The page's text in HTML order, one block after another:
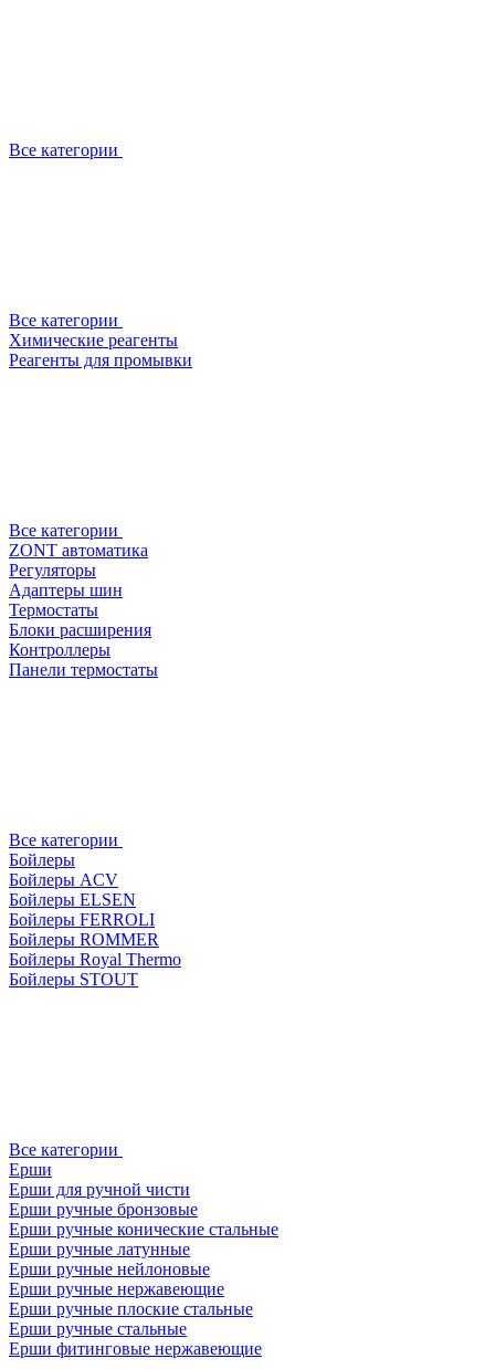
Все категории
Все категории
Химические реагенты
Реагенты для промывки
Все категории
ZONT автоматика
Регуляторы
Адаптеры шин
Термостаты
Блоки расширения
Контроллеры
Панели термостаты
Все категории
Бойлеры
Бойлеры ACV
Бойлеры ELSEN
Бойлеры FERROLI
Бойлеры ROMMER
Бойлеры Royal Thermo
Бойлеры STOUT
Все категории
Ерши
Ерши для ручной чисти
Ерши ручные бронзовые
Ерши ручные конические стальные
Ерши ручные латунные
Ерши ручные нейлоновые
Ерши ручные нержавеющие
Ерши ручные плоские стальные
Ерши ручные стальные
Ерши фитинговые нержавеющие